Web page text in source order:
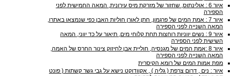
איור 6 : אולינתוס, שחזור של מזרקת מיס עירונית, המאה החמישית לפני
הספירה
איור 7 : אמת המים של פרגמון, חתן לאורן חוליות האבן כפי שנמצאו באתרו,
המאה השנייה לפני הספירה
איור 9 : נשים יווניות רוחצות תחת קלוחי מים, תיאור על כד יווני, המאה
השישית לפני הספירה
איור 8 :אמת המים של מגנסיה, חוליית אבן לחיזוק צינור החרס של האמה,
המאה השנייה לפני הספירה
מפת אמות המים של רומא הקיסרית
איור : נים , דרום צרפת ( גליה ) , אקוודוקט נישא על גבי גשר קשתות ( פונט